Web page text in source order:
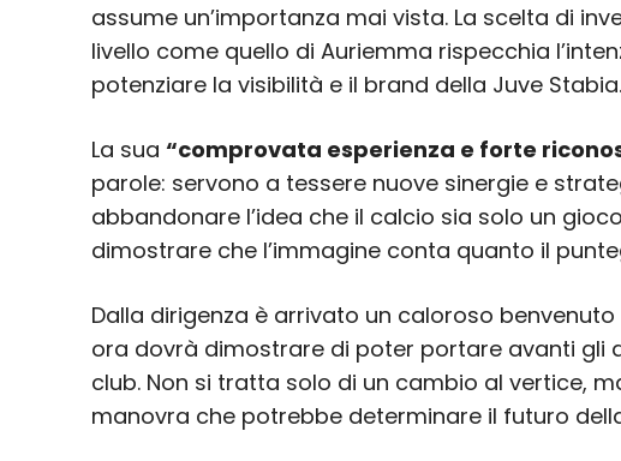
assume un’importanza mai vista. La scelta di
livello come quello di Auriemma rispecchia
potenziare la visibilità e il brand della Juve Stabia.
La sua “comprovata esperienza e forte
parole: servono a tessere nuove sinergie e
abbandonare l’idea che il calcio sia solo un
dimostrare che l’immagine conta quanto il
Dalla dirigenza è arrivato un caloroso
ora dovrà dimostrare di poter portare avanti gli
club. Non si tratta solo di un cambio al vertice,
manovra che potrebbe determinare il futuro